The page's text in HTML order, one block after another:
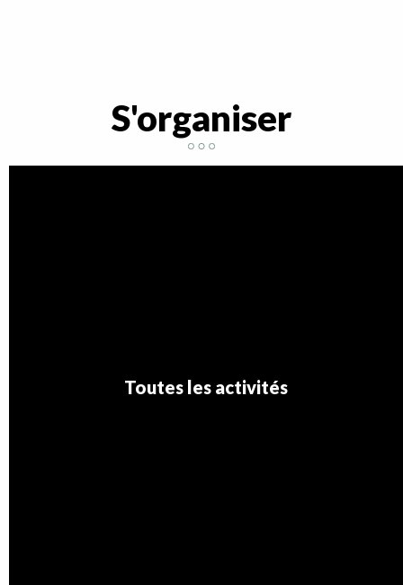
O'dycéa, les bains du Dévoluy
Espace bien-être La Neyrette
S'organiser
Toutes les activités